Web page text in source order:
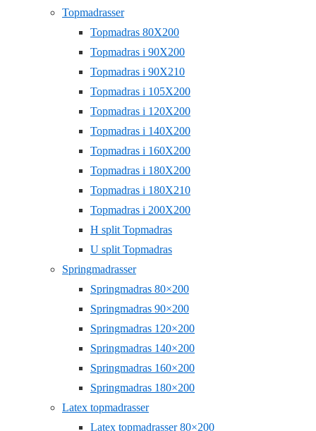
Topmadrasser
Topmadras 80X200
Topmadras i 90X200
Topmadras i 90X210
Topmadras i 105X200
Topmadras i 120X200
Topmadras i 140X200
Topmadras i 160X200
Topmadras i 180X200
Topmadras i 180X210
Topmadras i 200X200
H split Topmadras
U split Topmadras
Springmadrasser
Springmadras 80×200
Springmadras 90×200
Springmadras 120×200
Springmadras 140×200
Springmadras 160×200
Springmadras 180×200
Latex topmadrasser
Latex topmadrasser 80×200